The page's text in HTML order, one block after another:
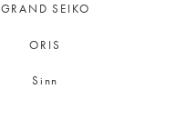
GRAND SEIKO
ORIS
Sinn